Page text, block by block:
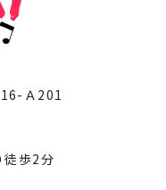
Ａ201
徒歩2分